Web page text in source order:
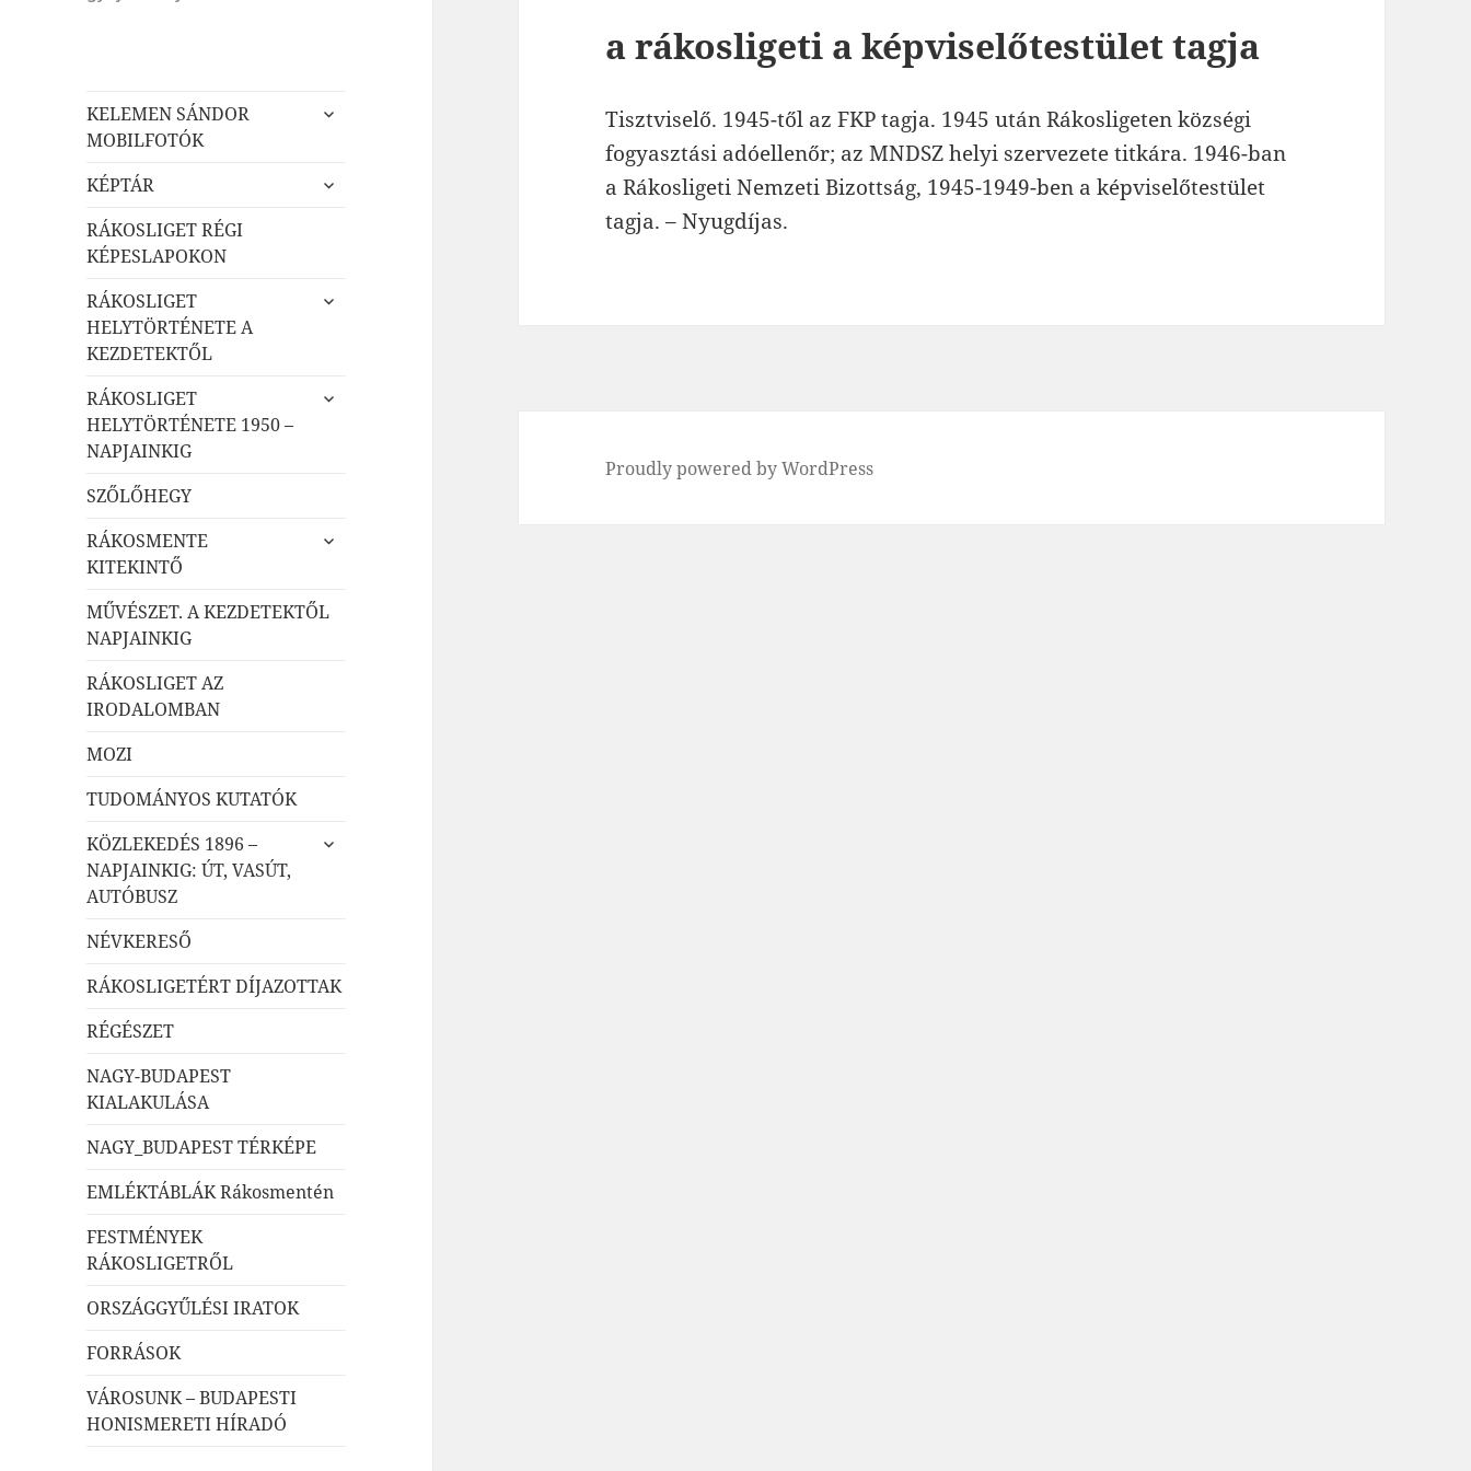
KELEMEN SÁNDOR
MOBILFOTÓK
almenü
KÉPTÁR
almenü
RÁKOSLIGET RÉGI
KÉPESLAPOKON
RÁKOSLIGET
HELYTÖRTÉNETE A
KEZDETEKTŐL
almenü
RÁKOSLIGET
HELYTÖRTÉNETE 1950 –
NAPJAINKIG
almenü
SZŐLŐHEGY
RÁKOSMENTE
KITEKINTŐ
almenü
MŰVÉSZET. A KEZDETEKTŐL
NAPJAINKIG
RÁKOSLIGET AZ
IRODALOMBAN
MOZI
TUDOMÁNYOS KUTATÓK
KÖZLEKEDÉS 1896 –
NAPJAINKIG: ÚT, VASÚT,
AUTÓBUSZ
almenü
NÉVKERESŐ
RÁKOSLIGETÉRT DÍJAZOTTAK
RÉGÉSZET
NAGY-BUDAPEST
KIALAKULÁSA
NAGY_BUDAPEST TÉRKÉPE
EMLÉKTÁBLÁK Rákosmentén
FESTMÉNYEK
RÁKOSLIGETRŐL
ORSZÁGGYŰLÉSI IRATOK
FORRÁSOK
VÁROSUNK – BUDAPESTI
HONISMERETI HÍRADÓ
a rákosligeti a képviselőtestület tagja
Tisztviselő. 1945-től az FKP tagja. 1945 után Rákosligeten községi
fogyasztási adóellenőr; az MNDSZ helyi szervezete titkára. 1946-ban
a Rákosligeti Nemzeti Bizottság, 1945-1949-ben a képviselőtestület
tagja. – Nyugdíjas.
Proudly powered by WordPress